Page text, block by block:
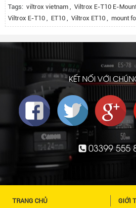
Tags: viltrox vietnam Viltrox E-T10 E-
Viltrox E-T10
ET10 Viltrox ET10 mount
KẾT NỐI VỚI
03399 555
TRANG CHỦ GIỚI